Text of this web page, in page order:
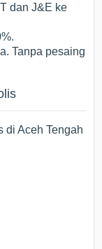
dan J&E ke
Tanpa pesaing
di Aceh Tengah